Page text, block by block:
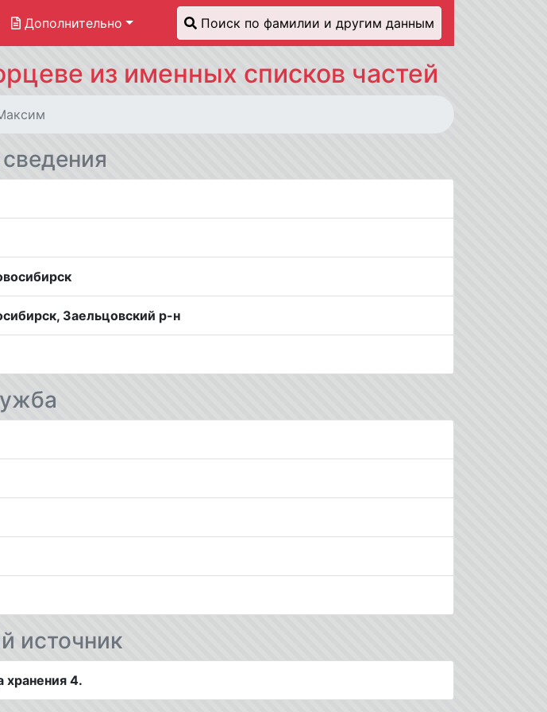
Дополнительно Поиск по фамилии и другим данным
из именных списков частей
Заельцовский р-н
источник
4.